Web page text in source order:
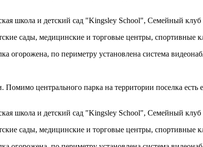
школа и детский сад "Kingsley School", Семейный клуб
сады, медицинские и торговые центры, спортивные
огорожена, по периметру установлена система
Помимо центрального парка на территории поселка
школа и детский сад "Kingsley School", Семейный клуб
сады, медицинские и торговые центры, спортивные